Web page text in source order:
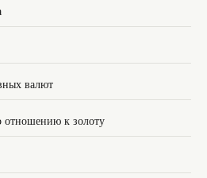
валют
к золоту